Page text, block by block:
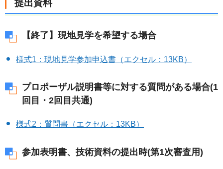
提出資料
【終了】現地見学を希望する場合
様式1：現地見学参加申込書（エクセル：13KB）
プロポーザル説明書等に対する質問がある場合(1
回目・2回目共通)
様式2：質問書（エクセル：13KB）
参加表明書、技術資料の提出時(第1次審査用)